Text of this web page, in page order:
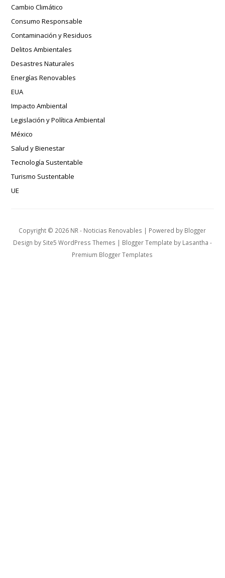
Cambio Climático
Consumo Responsable
Contaminación y Residuos
Delitos Ambientales
Desastres Naturales
Energías Renovables
EUA
Impacto Ambiental
Legislación y Política Ambiental
México
Salud y Bienestar
Tecnología Sustentable
Turismo Sustentable
UE
Copyright © 2026 NR - Noticias Renovables | Powered by Blogger
Design by Site5 WordPress Themes | Blogger Template by Lasantha -
Premium Blogger Templates